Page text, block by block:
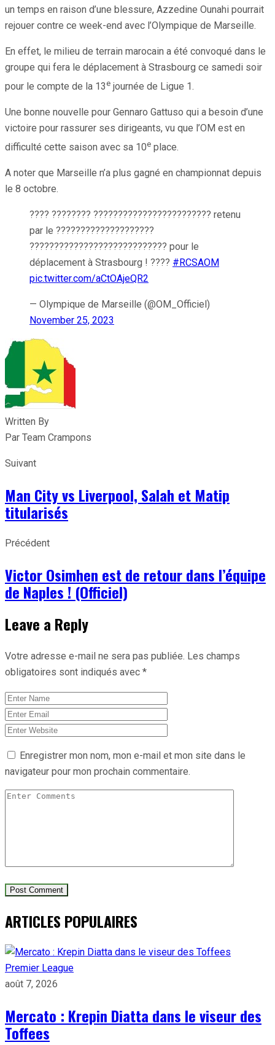
un temps en raison d’une blessure, Azzedine Ounahi pourrait
rejouer contre ce week-end avec l’Olympique de Marseille.
En effet, le milieu de terrain marocain a été convoqué dans le
groupe qui fera le déplacement à Strasbourg ce samedi soir
pour le compte de la 13e journée de Ligue 1.
Une bonne nouvelle pour Gennaro Gattuso qui a besoin d’une
victoire pour rassurer ses dirigeants, vu que l’OM est en
difficulté cette saison avec sa 10e place.
A noter que Marseille n’a plus gagné en championnat depuis
le 8 octobre.
???? ???????? ???????????????????????? retenu
par le ????????????????????
???????????????????????????? pour le
déplacement à Strasbourg ! ???? #RCSAOM
pic.twitter.com/aCtOAjeQR2
— Olympique de Marseille (@OM_Officiel)
November 25, 2023
Written By
Par Team Crampons
Suivant
Man City vs Liverpool, Salah et Matip
titularisés
Précédent
Victor Osimhen est de retour dans l’équipe
de Naples ! (Officiel)
Leave a Reply
Votre adresse e-mail ne sera pas publiée. Les champs
obligatoires sont indiqués avec *
Enregistrer mon nom, mon e-mail et mon site dans le
navigateur pour mon prochain commentaire.
ARTICLES POPULAIRES
Premier League
août 7, 2026
Mercato : Krepin Diatta dans le viseur des
Toffees